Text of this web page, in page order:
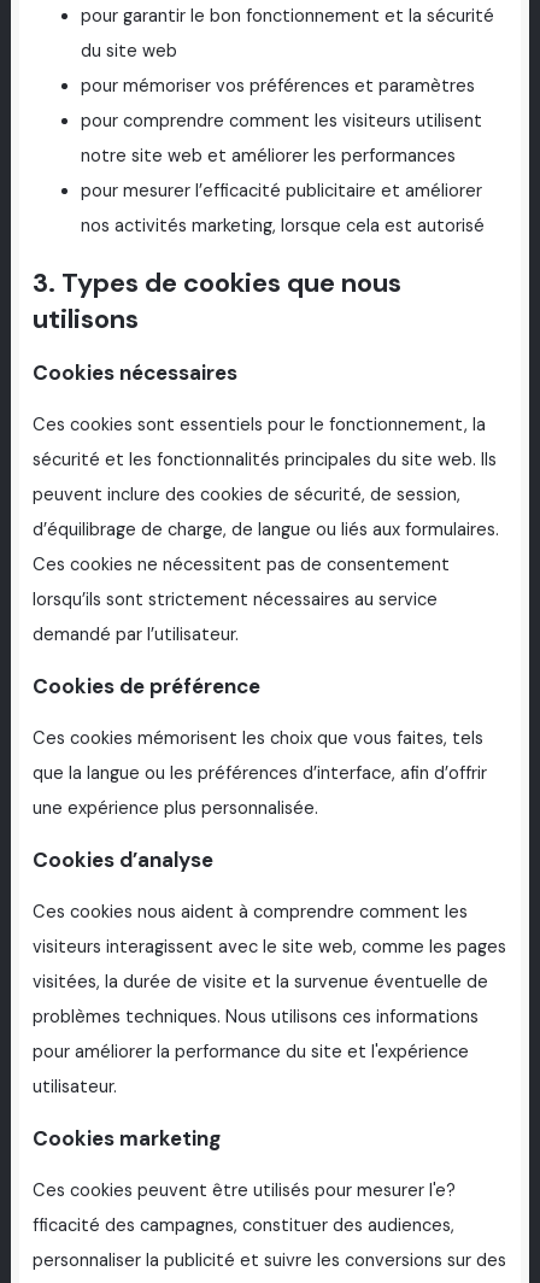
pour garantir le bon fonctionnement et la sécurité
du site web
pour mémoriser vos préférences et paramètres
pour comprendre comment les visiteurs utilisent
notre site web et améliorer les performances
pour mesurer l’efficacité publicitaire et améliorer
nos activités marketing, lorsque cela est autorisé
3. Types de cookies que nous
utilisons
Cookies nécessaires
Ces cookies sont essentiels pour le fonctionnement, la
sécurité et les fonctionnalités principales du site web. Ils
peuvent inclure des cookies de sécurité, de session,
d’équilibrage de charge, de langue ou liés aux formulaires.
Ces cookies ne nécessitent pas de consentement
lorsqu’ils sont strictement nécessaires au service
demandé par l’utilisateur.
Cookies de préférence
Ces cookies mémorisent les choix que vous faites, tels
que la langue ou les préférences d’interface, afin d’offrir
une expérience plus personnalisée.
Cookies d’analyse
Ces cookies nous aident à comprendre comment les
visiteurs interagissent avec le site web, comme les pages
visitées, la durée de visite et la survenue éventuelle de
problèmes techniques. Nous utilisons ces informations
pour améliorer la performance du site et l'expérience
utilisateur.
Cookies marketing
Ces cookies peuvent être utilisés pour mesurer l'e?
fficacité des campagnes, constituer des audiences,
personnaliser la publicité et suivre les conversions sur des